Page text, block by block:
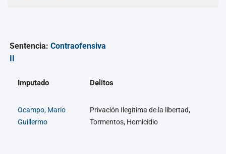
Sentencia:Contraofensiva
Imputado Delitos
Ocampo, Mario
Guillermo
Privación Ilegítima de la libertad,
Tormentos, Homicidio